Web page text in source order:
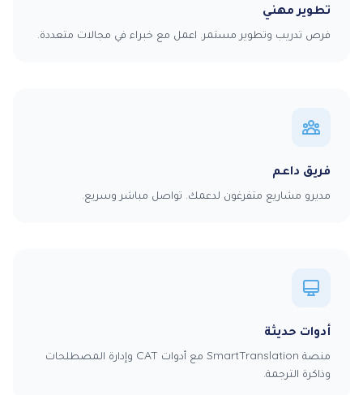
تطوير مهني
فرص تدريب وتطوير مستمر. اعمل مع خبراء في مجالات متعددة.
فريق داعم
مديرو مشاريع متفرغون لدعمك. تواصل مباشر وسريع.
أدوات حديثة
منصة SmartTranslation مع أدوات CAT وإدارة المصطلحات
وذاكرة الترجمة.